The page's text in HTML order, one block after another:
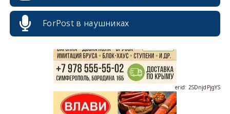
ForPost в наушниках
erid: 2SDnjdPjgYS